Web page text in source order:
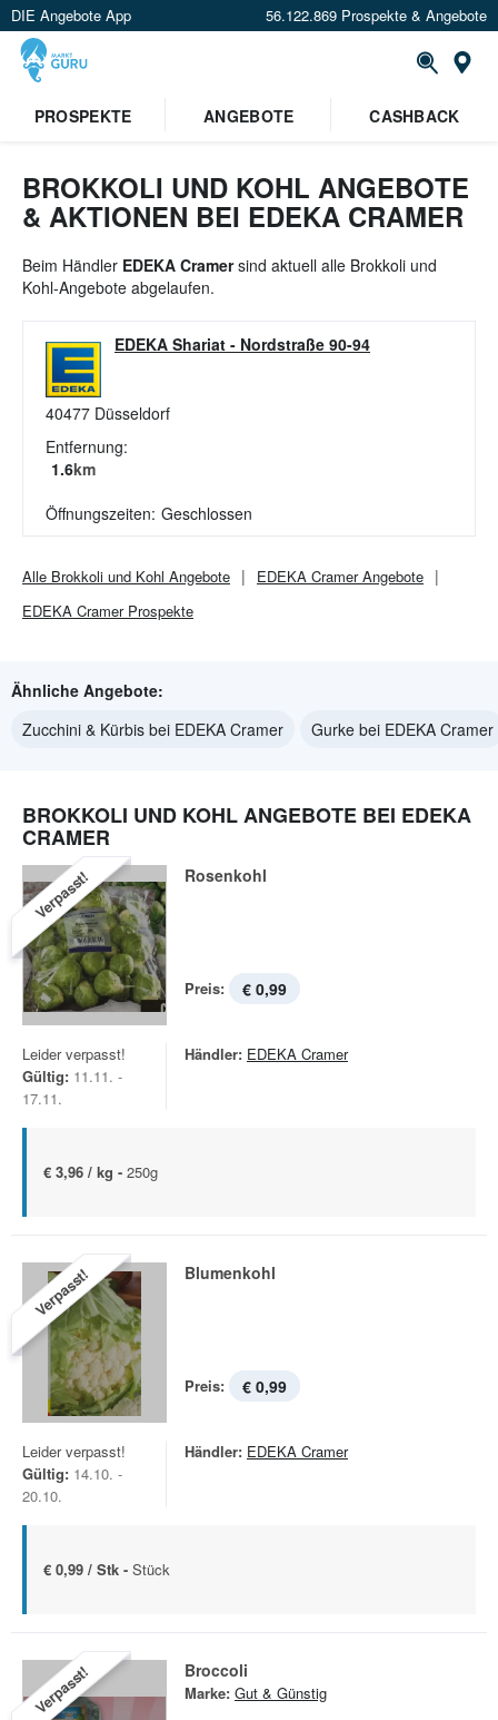
DIE Angebote App 56.122.869 Prospekte & Angebote
Standort festlegen
PROSPEKTE ANGEBOTE CASHBACK
BROKKOLI UND KOHL ANGEBOTE
& AKTIONEN BEI EDEKA CRAMER
Beim Händler EDEKA Cramersind aktuell alle Brokkoli und
Kohl-Angebote abgelaufen.
EDEKA Shariat - Nordstraße 90-94
40477 Düsseldorf
Entfernung:
1.6km
Öffnungszeiten: Geschlossen
Alle Brokkoli und Kohl Angebote EDEKA CramerAngebote
EDEKA CramerProspekte
Ähnliche Angebote:
Zucchini & Kürbis bei EDEKA Cramer
Gurke bei EDEKA Cramer
BROKKOLI UND KOHL ANGEBOTE BEI EDEKA
CRAMER
Verpasst! Rosenkohl
Preis: € 0,99
Leider verpasst!
Gültig: 11.11. -
17.11.
Händler: EDEKA Cramer
€ 3,96 / kg - 250g
Verpasst! Blumenkohl
Preis: € 0,99
Leider verpasst!
Gültig: 14.10. -
20.10.
Händler: EDEKA Cramer
€ 0,99 / Stk - Stück
Verpasst! Broccoli
Marke: Gut & Günstig